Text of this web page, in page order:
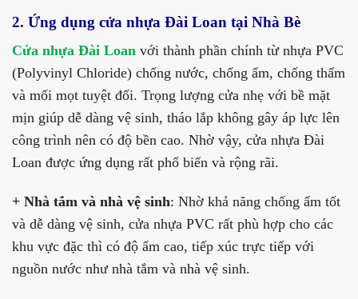
2. Ứng dụng cửa nhựa Đài Loan tại Nhà Bè
Cửa nhựa Đài Loan với thành phần chính từ nhựa PVC
(Polyvinyl Chloride) chống nước, chống ẩm, chống thấm
và mối mọt tuyệt đối. Trọng lượng cửa nhẹ với bề mặt
mịn giúp dễ dàng vệ sinh, tháo lắp không gây áp lực lên
công trình nên có độ bền cao. Nhờ vậy, cửa nhựa Đài
Loan được ứng dụng rất phổ biến và rộng rãi.
+ Nhà tắm và nhà vệ sinh: Nhờ khả năng chống ẩm tốt
và dễ dàng vệ sinh, cửa nhựa PVC rất phù hợp cho các
khu vực đặc thì có độ ẩm cao, tiếp xúc trực tiếp với
nguồn nước như nhà tắm và nhà vệ sinh.